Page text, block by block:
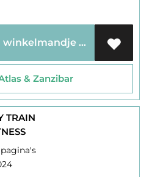
Voeg toe aan mijn winkelmandje
& Zanzibar
TRAIN